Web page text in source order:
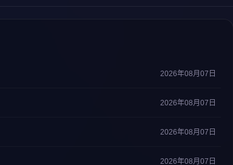
2026年08月07日
2026年08月07日
2026年08月07日
2026年08月07日